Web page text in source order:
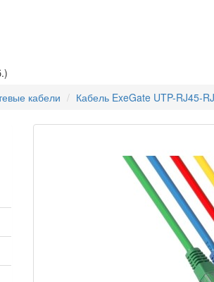
кабели Кабель ExeGate UTP-RJ45-